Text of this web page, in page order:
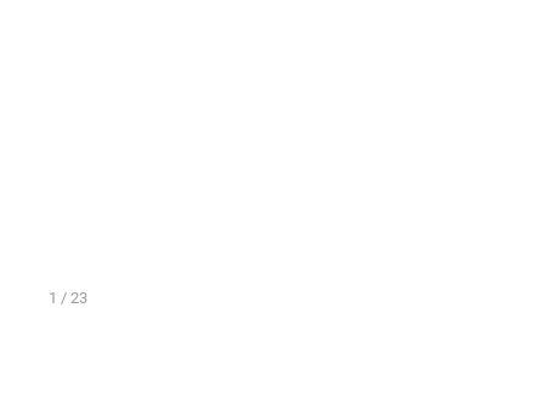
1 / 23